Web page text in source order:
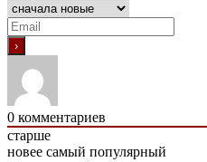
0 комментариев
старше
новее самый популярный